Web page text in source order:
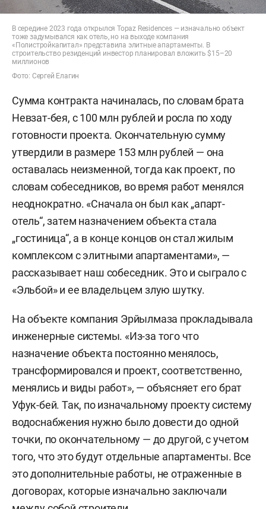
апартаменты. Застройка этой территории
велась под контролем исторической комиссии
под руководством раиса РТ.
Апартаменты находятся в 7-этажном комплексе,
метров. Они соединены с пятизвездочным
отелем закрытым коридором. «В зданиях
применены умные системы Face-ID для
безопасности и удобства, есть просторный
подземный паркинг с зарядками для
электромобилей, приточно-вытяжная
вентиляция для чистого воздуха без шума и
пыли, энергоэффективные решения: LED-
освещение, датчики света и протечек, смесители
с аэраторами, рекуперация тепла, система
„Умный дом“», — указано на сайте.
рублей. Сообщалось, что в строительство
резиденций инвестор планировал вложить $15–
20 миллионов.
В середине 2023 года открылся Topaz Residences — изначально объект
тоже задумывался как отель, но на выходе компания
«Полистройкапитал» представила элитные апартаменты. В
строительство резиденций инвестор планировал вложить $15–20
миллионов
Фото: Сергей Елагин
Сумма контракта начиналась, по словам брата
Невзат-бея, с 100 млн рублей и росла по ходу
готовности проекта. Окончательную сумму
утвердили в размере 153 млн рублей — она
оставалась неизменной, тогда как проект, по
словам собеседников, во время работ менялся
неоднократно. «Сначала он был как „апарт-
отель“, затем назначением объекта стала
„гостиница“, а в конце концов он стал жилым
комплексом с элитными апартаментами», —
рассказывает наш собеседник. Это и сыграло с
«Эльбой» и ее владельцем злую шутку.
На объекте компания Эрйылмаза прокладывала
инженерные системы. «Из-за того что
назначение объекта постоянно менялось,
трансформировался и проект, соответственно,
менялись и виды работ», — объясняет его брат
Уфук-бей. Так, по изначальному проекту систему
водоснабжения нужно было довести до одной
точки, по окончательному — до другой, с учетом
того, что это будут отдельные апартаменты. Все
это дополнительные работы, не отраженные в
договорах, которые изначально заключали